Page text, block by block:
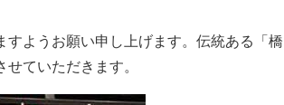
ようお願い申し上げます。伝統ある「橋
ていただきます。